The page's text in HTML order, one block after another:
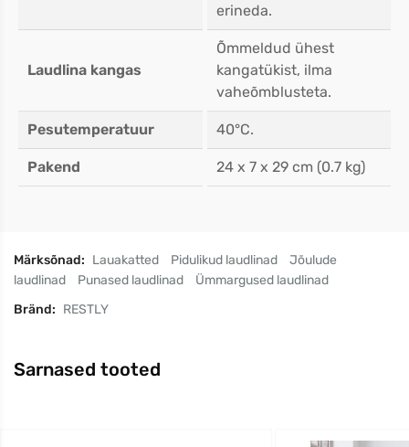
erineda.
Laudlina kangas
Õmmeldud ühest
kangatükist, ilma
vaheõmblusteta.
Pesutemperatuur 40°C.
Pakend 24 x 7 x 29 cm (0.7 kg)
Märksõnad: Lauakatted Pidulikud laudlinad
Jõulude
laudlinad
Punased laudlinad
Ümmargused laudlinad
Bränd: RESTLY
Sarnased tooted